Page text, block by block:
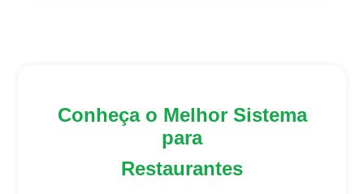
Conheça o Melhor Sistema
para
Restaurantes